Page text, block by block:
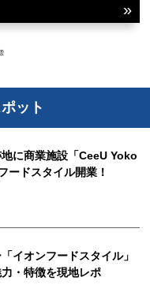
ット
に商業施設「CeeU Yoko
ードスタイル開業！
イオンフードスタイル」
・特徴を現地レポ